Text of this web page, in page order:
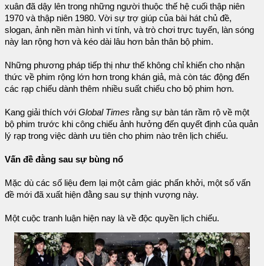
xuân đã dậy lên trong những người thuộc thế hệ cuối thập niên
1970 và thập niên 1980. Vời sự trợ giúp của bài hát chủ đề,
slogan, ảnh nền màn hình vi tính, và trò chơi trực tuyến, làn sóng
này lan rộng hơn và kéo dài lâu hơn bản thân bộ phim.
Những phương pháp tiếp thị như thế không chỉ khiến cho nhận
thức về phim rộng lớn hơn trong khán giả, mà còn tác động đến
các rạp chiếu dành thêm nhiều suất chiếu cho bộ phim hơn.
Kang giải thích với Global Times rằng sự bàn tán rầm rộ về một
bộ phim trước khi công chiếu ảnh hưởng đến quyết định của quản
lý rạp trong việc dành ưu tiên cho phim nào trên lịch chiếu.
Vấn đề đằng sau sự bùng nổ
Mặc dù các số liệu đem lại một cảm giác phấn khởi, một số vấn
đề mới đã xuất hiện đằng sau sự thịnh vượng này.
Một cuộc tranh luận hiện nay là về độc quyền lịch chiếu.